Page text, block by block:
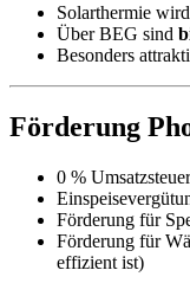
Solarthermie
Über BEG sind
Besonders
Förderung
0 % Umsatzsteuer
Förderung für
Förderung für
effizient ist)